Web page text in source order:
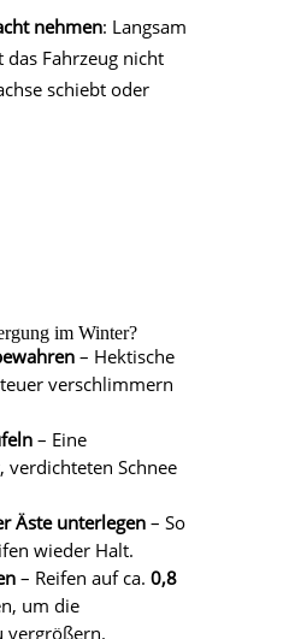
nehmen: Langsam
Fahrzeug nicht
schiebt oder
im Winter?
– Hektische
verschlimmern
– Eine
verdichteten Schnee
Äste unterlegen– So
wieder Halt.
– Reifen auf ca. 0,8
um die
vergrößern.